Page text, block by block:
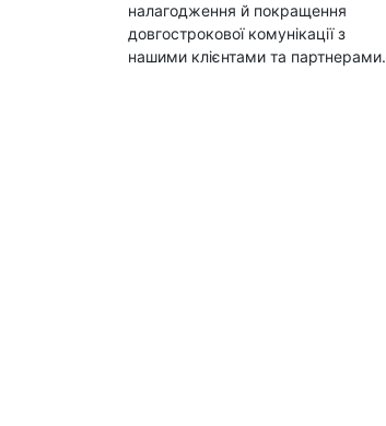
налагодження й покращення
довгострокової комунікації з
нашими клієнтами та партнерами.